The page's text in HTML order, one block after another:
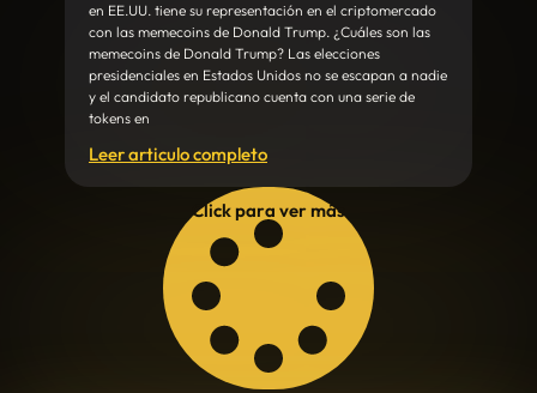
en EE.UU. tiene su representación en el criptomercado
con las memecoins de Donald Trump. ¿Cuáles son las
memecoins de Donald Trump? Las elecciones
presidenciales en Estados Unidos no se escapan a nadie
y el candidato republicano cuenta con una serie de
tokens en
Leer articulo completo
Click para ver más